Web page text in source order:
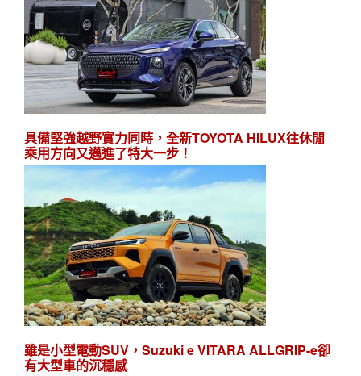
具備堅強越野實力同時，全新TOYOTA HILUX往休閒
乘用方向又邁進了特大一步！
雖是小型電動SUV，Suzuki e VITARA ALLGRIP-e卻
有大型車的沉穩感